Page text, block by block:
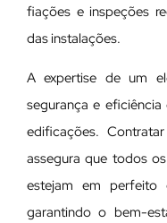
fiações e inspeções
das instalações.
A expertise de um
segurança e
edificações.
assegura que todos
estejam em perfeito
garantindo o bem-